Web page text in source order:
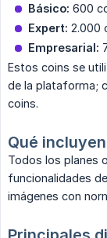
Básico: 600
Expert: 2.000
Empresarial:
Estos coins se
de la plataforma;
coins.
Qué
Todos los planes
funcionalidades
imágenes con